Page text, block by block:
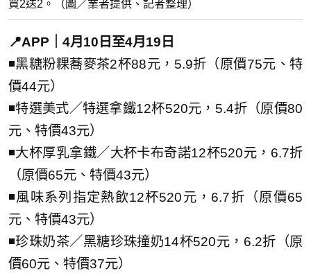
買2送2。（圖／業者提供、記者整理）
📍APP｜4月10日至4月19日
◾黑糖粉粿蕎麥茶2杯88元，5.9折（原價75元、特
價44元）
◾特選美式／特選拿鐵12杯520元，5.4折（原價80
元、特價43元）
◾大杯厚乳拿鐵／大杯卡布奇諾12杯520元，6.7折
（原價65元、特價43元）
◾風味系列指定熱飲12杯520元，6.7折（原價65
元、特價43元）
◾珍珠奶茶／黑糖珍珠撞奶14杯520元，6.2折（原
價60元、特價37元）